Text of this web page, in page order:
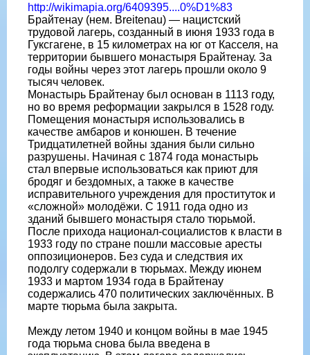
http://wikimapia.org/6409395....0%D1%83
Брайтенау (нем. Breitenau) — нацистский
трудовой лагерь, созданный в июня 1933 года в
Гуксгагене, в 15 километрах на юг от Касселя, на
территории бывшего монастыря Брайтенау. За
годы войны через этот лагерь прошли около 9
тысяч человек.
Монастырь Брайтенау был основан в 1113 году,
но во время реформации закрылся в 1528 году.
Помещения монастыря использовались в
качестве амбаров и конюшен. В течение
Тридцатилетней войны здания были сильно
разрушены. Начиная с 1874 года монастырь
стал впервые использоваться как приют для
бродяг и бездомных, а также в качестве
исправительного учреждения для проституток и
«сложной» молодёжи. С 1911 года одно из
зданий бывшего монастыря стало тюрьмой.
После прихода национал-социалистов к власти в
1933 году по стране пошли массовые аресты
оппозиционеров. Без суда и следствия их
подолгу содержали в тюрьмах. Между июнем
1933 и мартом 1934 года в Брайтенау
содержались 470 политических заключённых. В
марте тюрьма была закрыта.
Между летом 1940 и концом войны в мае 1945
года тюрьма снова была введена в